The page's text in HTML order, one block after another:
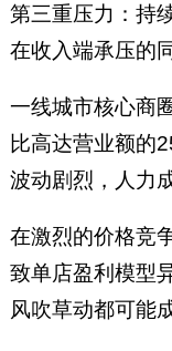
第三重压力：持
在收入端承压的
一线城市核心商
比高达营业额的
波动剧烈，人力
在激烈的价格竞
致单店盈利模型
风吹草动都可能